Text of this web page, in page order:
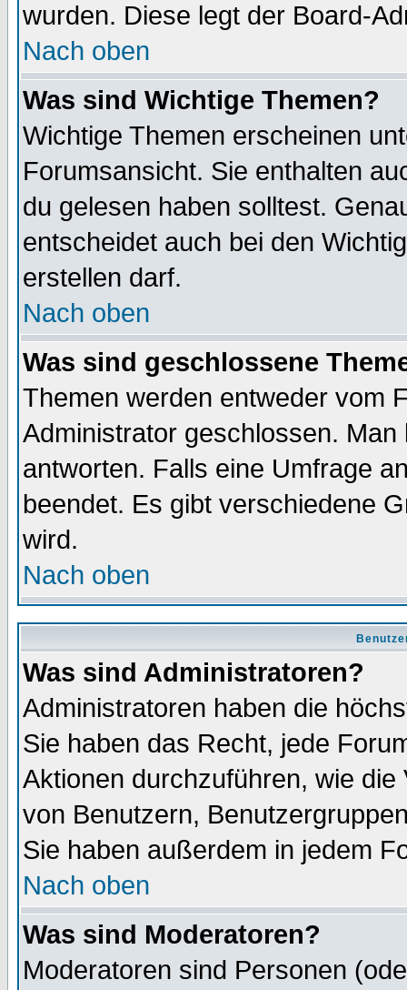
wurden. Diese legt der Board-
Nach oben
Was sind Wichtige Themen?
Wichtige Themen erscheinen
Forumsansicht. Sie enthalten
du gelesen haben solltest.
entscheidet auch bei den
erstellen darf.
Nach oben
Was sind geschlossene
Themen werden entweder vom
Administrator geschlossen.
antworten. Falls eine Umfrage
beendet. Es gibt verschiedene
wird.
Nach oben
Was sind Administratoren?
Administratoren haben die
Sie haben das Recht, jede
Aktionen durchzuführen, wie
von Benutzern,
Sie haben außerdem in jedem
Nach oben
Was sind Moderatoren?
Moderatoren sind Personen